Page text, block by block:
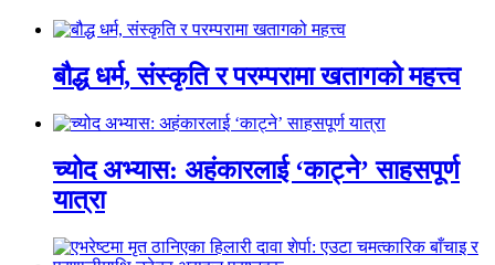
बौद्ध धर्म, संस्कृति र परम्परामा खतागको महत्त्व
च्योद अभ्यास: अहंकारलाई ‘काट्ने’ साहसपूर्ण
यात्रा